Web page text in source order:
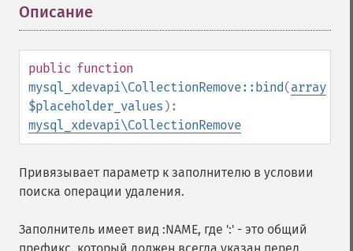
Описание
public function
mysql_xdevapi\CollectionRemove::bind(array
$placeholder_values ):
mysql_xdevapi\CollectionRemove
Привязывает параметр к заполнителю в условии
поиска операции удаления.
Заполнитель имеет вид :NAME, где ':' - это общий